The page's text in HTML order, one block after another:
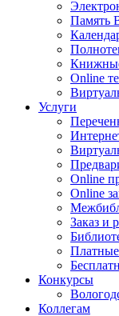
Память
Online
Услуги
Online
Online
Заказ и
Конкурсы
Коллегам